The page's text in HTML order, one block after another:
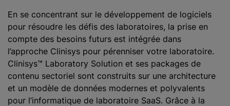
En se concentrant sur le développement de logiciels
pour résoudre les défis des laboratoires, la prise en
compte des besoins futurs est intégrée dans
l’approche Clinisys pour pérenniser votre laboratoire.
Clinisys™ Laboratory Solution et ses packages de
contenu sectoriel sont construits sur une architecture
et un modèle de données modernes et polyvalents
pour l’informatique de laboratoire SaaS. Grâce à la